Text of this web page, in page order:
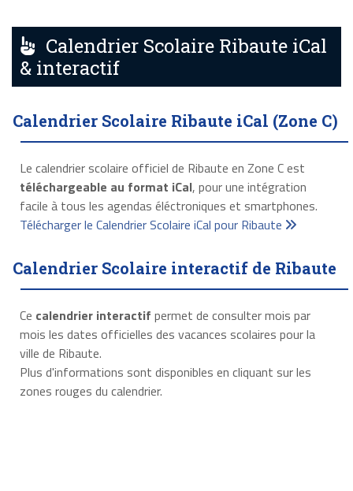
Calendrier Scolaire Ribaute iCal
& interactif
Calendrier Scolaire Ribaute iCal (Zone C)
Le calendrier scolaire officiel de Ribaute en Zone C est
téléchargeable au format iCal, pour une intégration
facile à tous les agendas éléctroniques et smartphones.
Télécharger le Calendrier Scolaire iCal pour Ribaute
Calendrier Scolaire interactif de Ribaute
Ce calendrier interactif permet de consulter mois par
mois les dates officielles des vacances scolaires pour la
ville de Ribaute.
Plus d'informations sont disponibles en cliquant sur les
zones rouges du calendrier.